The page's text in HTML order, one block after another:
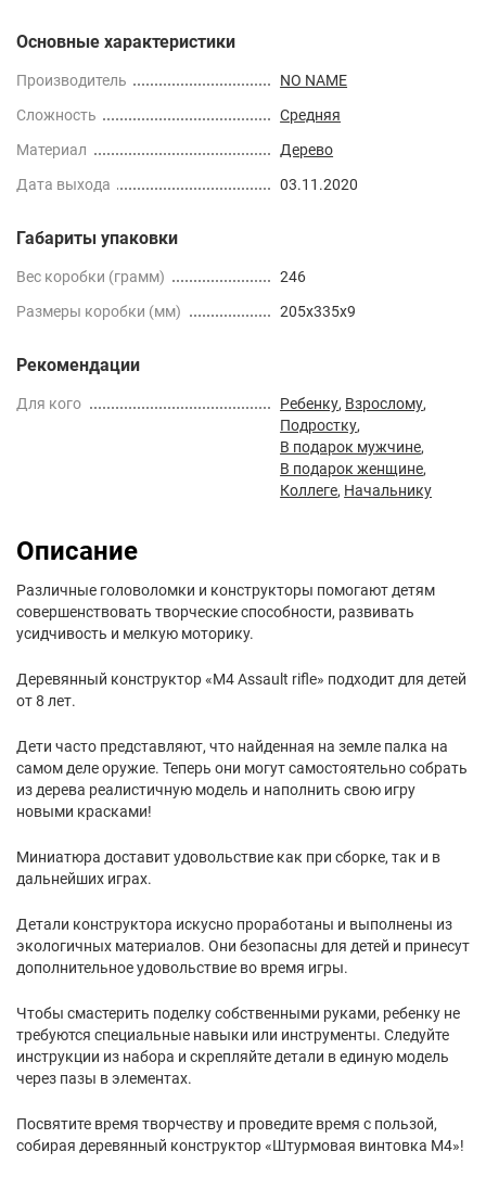
Основные характеристики
Производитель
NO NAME
Сложность
Средняя
Материал
Дерево
Дата выхода
03.11.2020
Габариты упаковки
Вес коробки (грамм)
246
Размеры коробки (мм)
205x335x9
Рекомендации
Для кого Ребенку, Взрослому,
Подростку,
В подарок мужчине,
В подарок женщине,
Коллеге, Начальнику
Описание
Различные головоломки и конструкторы помогают детям
совершенствовать творческие способности, развивать
усидчивость и мелкую моторику.
Деревянный конструктор «M4 Assault rifle» подходит для детей
от 8 лет.
Дети часто представляют, что найденная на земле палка на
самом деле оружие. Теперь они могут самостоятельно собрать
из дерева реалистичную модель и наполнить свою игру
новыми красками!
Миниатюра доставит удовольствие как при сборке, так и в
дальнейших играх.
Детали конструктора искусно проработаны и выполнены из
экологичных материалов. Они безопасны для детей и принесут
дополнительное удовольствие во время игры.
Чтобы смастерить поделку собственными руками, ребенку не
требуются специальные навыки или инструменты. Следуйте
инструкции из набора и скрепляйте детали в единую модель
через пазы в элементах.
Посвятите время творчеству и проведите время с пользой,
собирая деревянный конструктор «Штурмовая винтовка М4»!